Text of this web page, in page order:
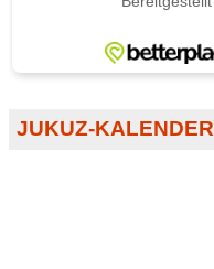
JUKUZ-KALENDER